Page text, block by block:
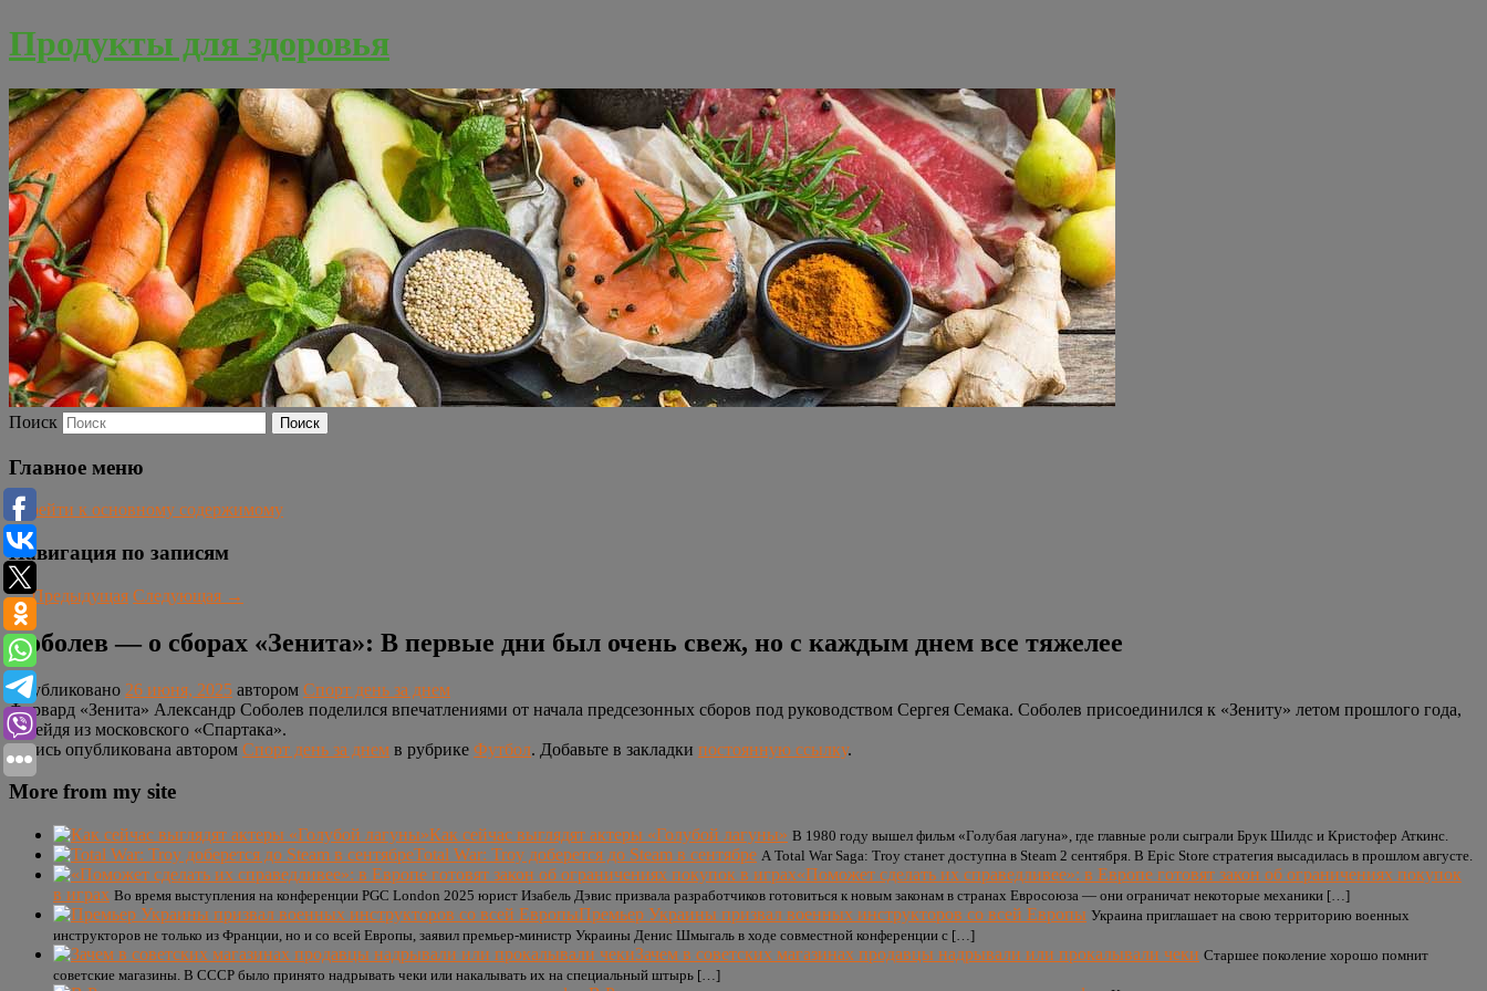
Продукты для здоровья
Поиск
Главное меню
Перейти к основному содержимому
Навигация по записям
←Предыдущая Следующая →
Соболев — о сборах «Зенита»: В первые дни был очень свеж, но с каждым днем все тяжелее
Опубликовано 26 июня, 2025 автором Спорт день за днем
Форвард «Зенита» Александр Соболев поделился впечатлениями от начала предсезонных сборов под руководством Сергея Семака. Соболев присоединился к «Зениту» летом прошлого года,
перейдя из московского «Спартака».
Запись опубликована автором Спорт день за днем в рубрике Футбол. Добавьте в закладки постоянную ссылку.
More from my site
Как сейчас выглядят актеры «Голубой лагуны» В 1980 году вышел фильм «Голубая лагуна», где главные роли сыграли Брук Шилдс и Кристофер Аткинс.
Total War: Troy доберется до Steam в сентябре A Total War Saga: Troy станет доступна в Steam 2 сентября. В Epic Store стратегия высадилась в прошлом августе.
«Поможет сделать их справедливее»: в Европе готовят закон об ограничениях покупок
в играх Во время выступления на конференции PGC London 2025 юрист Изабель Дэвис призвала разработчиков готовиться к новым законам в странах Евросоюза — они ограничат некоторые механики […]
Премьер Украины призвал военных инструкторов со всей Европы Украина приглашает на свою территорию военных
инструкторов не только из Франции, но и со всей Европы, заявил премьер-министр Украины Денис Шмыгаль в ходе совместной конференции с […]
Зачем в советских магазинах продавцы надрывали или прокалывали чеки Старшее поколение хорошо помнит
советские магазины. В СССР было принято надрывать чеки или накалывать их на специальный штырь […]